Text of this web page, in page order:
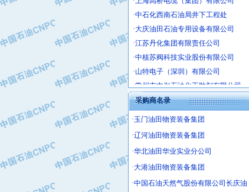
·中石化西南石油局井下工程处
·大庆油田石油专用设备有限公司
·江苏丹化集团有限责任公司
·中核苏阀科技实业股份有限公司
·山特电子（深圳）有限公司
·常州市中兴石油化工助剂有限公司
·姜堰市三联助剂有限公司
·四川中光高技术研究所有限责任公司
·江苏天安防雷工程有限责任公司
·山东东营胜利工业园区
·自贡五洲防腐安装有限公司
·成都长江水处理设备有限公司
采购商名录
·玉门油田物资装备集团
·辽河油田物资装备集团
·华北油田华业实业分公司
·大港油田物资装备集团
·中国石油天然气股份有限公司长庆油